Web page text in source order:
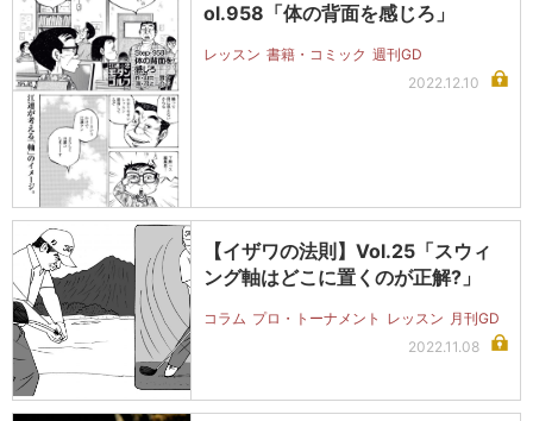
ol.958「体の背面を感じろ」
レッスン 書籍・コミック 週刊GD
2022.12.10
【イザワの法則】Vol.25「スウィ
ング軸はどこに置くのが正解?」
コラム プロ・トーナメント レッスン 月刊GD
2022.11.08